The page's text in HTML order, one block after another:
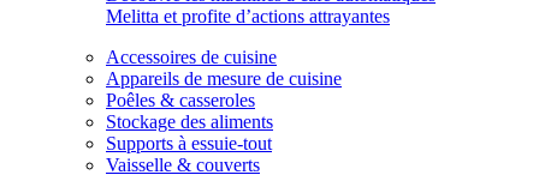
Melitta et profite d’actions attrayantes
Accessoires de cuisine
Appareils de mesure de cuisine
Poêles & casseroles
Stockage des aliments
Supports à essuie-tout
Vaisselle & couverts